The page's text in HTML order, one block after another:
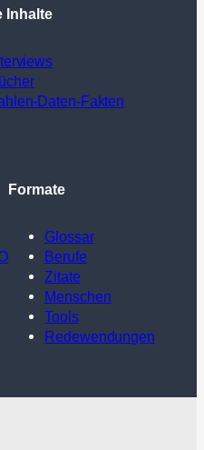
Inhalte
Daten-Fakten
Formate
Glossar
Berufe
Zitate
Menschen
Tools
Redewendungen